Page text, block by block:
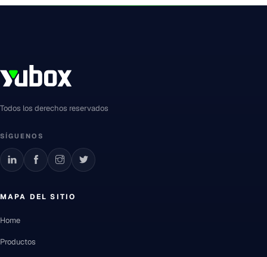
Todos los derechos reservados
SÍGUENOS
MAPA DEL SITIO
Home
Productos